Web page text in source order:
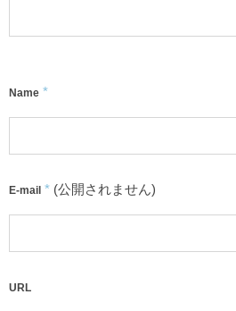
Name *
E-mail * (公開されません)
URL